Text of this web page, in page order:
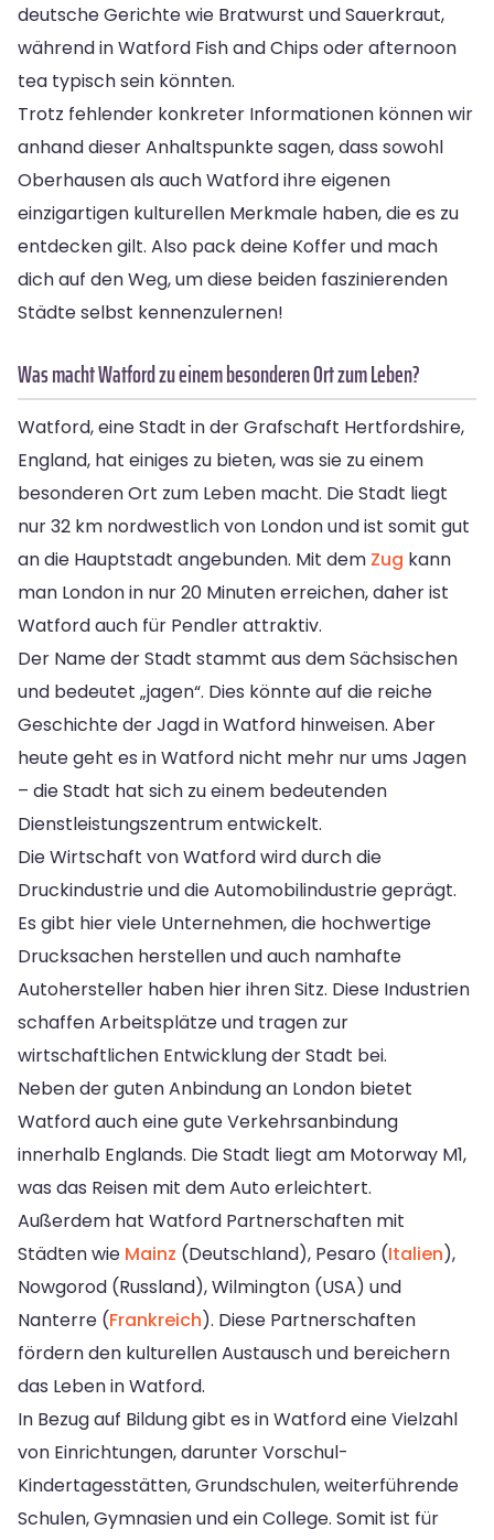
deutsche Gerichte wie Bratwurst und Sauerkraut,
während in Watford Fish and Chips oder afternoon
tea typisch sein könnten.
Trotz fehlender konkreter Informationen können wir
anhand dieser Anhaltspunkte sagen, dass sowohl
Oberhausen als auch Watford ihre eigenen
einzigartigen kulturellen Merkmale haben, die es zu
entdecken gilt. Also pack deine Koffer und mach
dich auf den Weg, um diese beiden faszinierenden
Städte selbst kennenzulernen!
Was macht Watford zu einem besonderen Ort zum Leben?
Watford, eine Stadt in der Grafschaft Hertfordshire,
England, hat einiges zu bieten, was sie zu einem
besonderen Ort zum Leben macht. Die Stadt liegt
nur 32 km nordwestlich von London und ist somit gut
an die Hauptstadt angebunden. Mit dem Zug kann
man London in nur 20 Minuten erreichen, daher ist
Watford auch für Pendler attraktiv.
Der Name der Stadt stammt aus dem Sächsischen
und bedeutet „jagen“. Dies könnte auf die reiche
Geschichte der Jagd in Watford hinweisen. Aber
heute geht es in Watford nicht mehr nur ums Jagen
– die Stadt hat sich zu einem bedeutenden
Dienstleistungszentrum entwickelt.
Die Wirtschaft von Watford wird durch die
Druckindustrie und die Automobilindustrie geprägt.
Es gibt hier viele Unternehmen, die hochwertige
Drucksachen herstellen und auch namhafte
Autohersteller haben hier ihren Sitz. Diese Industrien
schaffen Arbeitsplätze und tragen zur
wirtschaftlichen Entwicklung der Stadt bei.
Neben der guten Anbindung an London bietet
Watford auch eine gute Verkehrsanbindung
innerhalb Englands. Die Stadt liegt am Motorway M1,
was das Reisen mit dem Auto erleichtert.
Außerdem hat Watford Partnerschaften mit
Städten wie Mainz (Deutschland), Pesaro (Italien),
Nowgorod (Russland), Wilmington (USA) und
Nanterre (Frankreich). Diese Partnerschaften
fördern den kulturellen Austausch und bereichern
das Leben in Watford.
In Bezug auf Bildung gibt es in Watford eine Vielzahl
von Einrichtungen, darunter Vorschul-
Kindertagesstätten, Grundschulen, weiterführende
Schulen, Gymnasien und ein College. Somit ist für